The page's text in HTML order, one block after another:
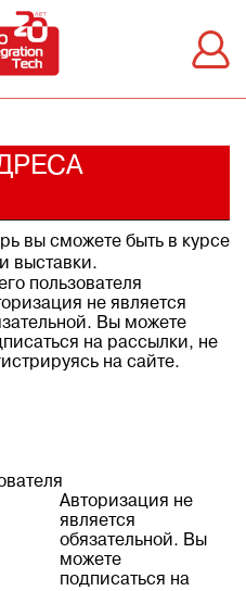
вы сможете быть в курсе
выставки.
пользователя
не является
Вы можете
на рассылки, не
на сайте.
Авторизация не
является
обязательной. Вы
можете
подписаться на